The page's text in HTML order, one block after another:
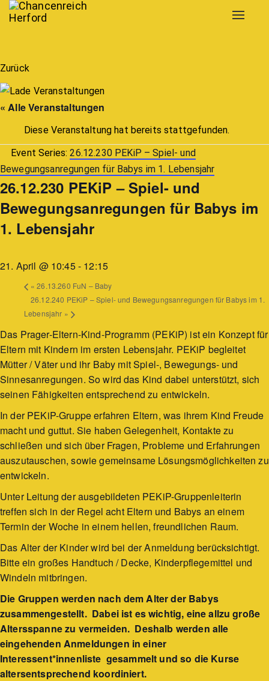
Toggle
Zurück
« Alle Veranstaltungen
Diese Veranstaltung hat bereits stattgefunden.
Event Series:26.12.230 PEKiP – Spiel- und
Bewegungsanregungen für Babys im 1. Lebensjahr
26.12.230 PEKiP – Spiel- und
Bewegungsanregungen für Babys im
1. Lebensjahr
21. April @ 10:45- 12:15
« 26.13.260 FuN – Baby
26.12.240 PEKiP – Spiel- und Bewegungsanregungen für Babys im 1.
Lebensjahr »
Das Prager-Eltern-Kind-Programm (PEKiP) ist ein Konzept für
Eltern mit Kindern im ersten Lebensjahr. PEKiP begleitet
Mütter / Väter und ihr Baby mit Spiel-, Bewegungs- und
Sinnesanregungen. So wird das Kind dabei unterstützt, sich
seinen Fähigkeiten entsprechend zu entwickeln.
In der PEKiP-Gruppe erfahren Eltern, was ihrem Kind Freude
macht und guttut. Sie haben Gelegenheit, Kontakte zu
schließen und sich über Fragen, Probleme und Erfahrungen
auszutauschen, sowie gemeinsame Lösungsmöglichkeiten zu
entwickeln.
Unter Leitung der ausgebildeten PEKiP-Gruppenleiterin
treffen sich in der Regel acht Eltern und Babys an einem
Termin der Woche in einem hellen, freundlichen Raum.
Das Alter der Kinder wird bei der Anmeldung berücksichtigt.
Bitte ein großes Handtuch / Decke, Kinderpflegemittel und
Windeln mitbringen.
Die Gruppen werden nach dem Alter der Babys
zusammengestellt. Dabei ist es wichtig, eine allzu große
Altersspanne zu vermeiden. Deshalb werden alle
eingehenden Anmeldungen in einer
Interessent*innenliste gesammelt und so die Kurse
altersentsprechend koordiniert.